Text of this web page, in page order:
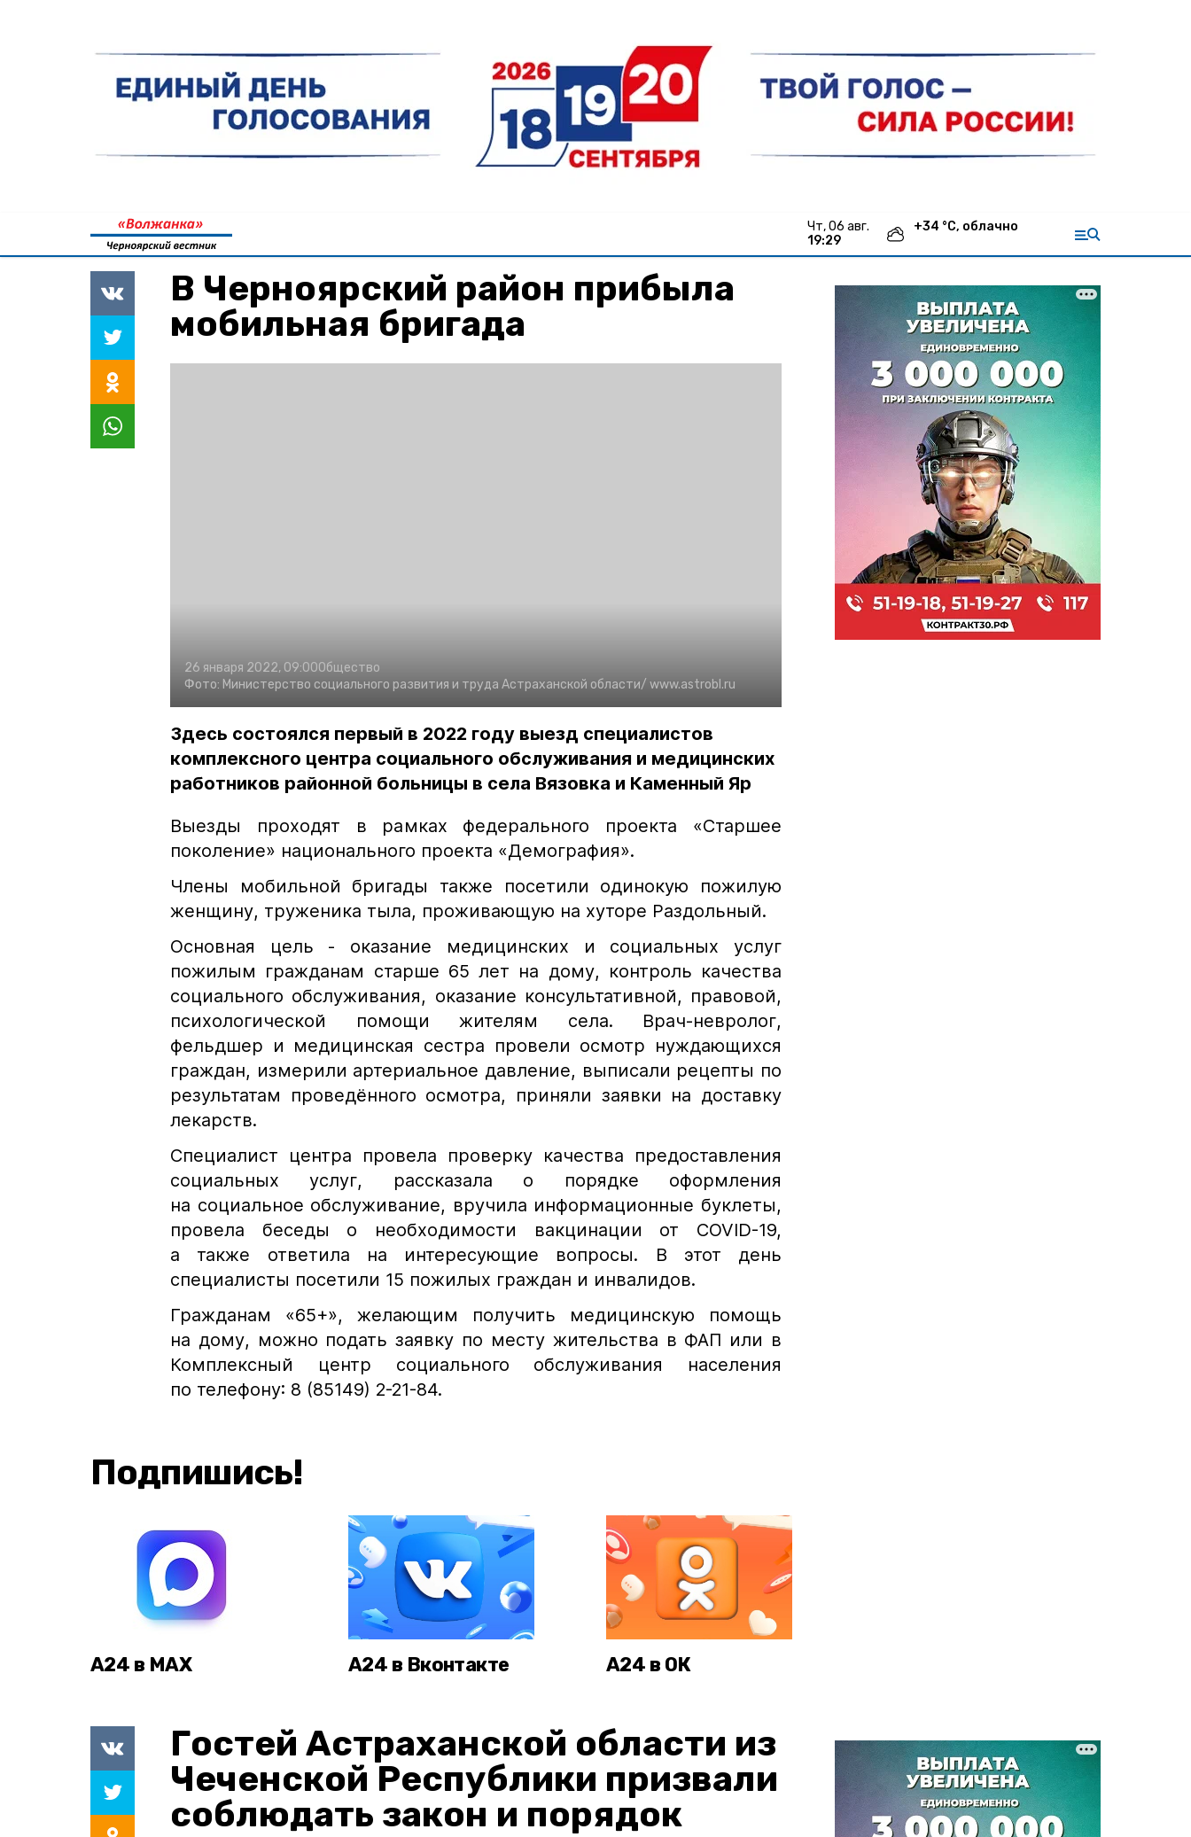
чт, 06 авг.
19:29
+34 °С, облачно
В Черноярский район прибыла
мобильная бригада
26 января 2022, 09:00Общество
Фото: Министерство социального развития и труда Астраханской области/ www.astrobl.ru
Здесь состоялся первый в 2022 году выезд специалистов
комплексного центра социального обслуживания и медицинских
работников районной больницы в села Вязовка и Каменный Яр
Выезды проходят в рамках федерального проекта «Старшее
поколение» национального проекта «Демография».
Члены мобильной бригады также посетили одинокую пожилую
женщину, труженика тыла, проживающую на хуторе Раздольный.
Основная цель - оказание медицинских и социальных услуг
пожилым гражданам старше 65 лет на дому, контроль качества
социального обслуживания, оказание консультативной, правовой,
психологической помощи жителям села. Врач-невролог,
фельдшер и медицинская сестра провели осмотр нуждающихся
граждан, измерили артериальное давление, выписали рецепты по
результатам проведённого осмотра, приняли заявки на доставку
лекарств.
Специалист центра провела проверку качества предоставления
социальных услуг, рассказала о порядке оформления
на социальное обслуживание, вручила информационные буклеты,
провела беседы о необходимости вакцинации от COVID-19,
а также ответила на интересующие вопросы. В этот день
специалисты посетили 15 пожилых граждан и инвалидов.
Гражданам «65+», желающим получить медицинскую помощь
на дому, можно подать заявку по месту жительства в ФАП или в
Комплексный центр социального обслуживания населения
по телефону: 8 (85149) 2-21-84.
Подпишись!
А24 в MAX А24 в Вконтакте А24 в ОК
Гостей Астраханской области из
Чеченской Республики призвали
соблюдать закон и порядок